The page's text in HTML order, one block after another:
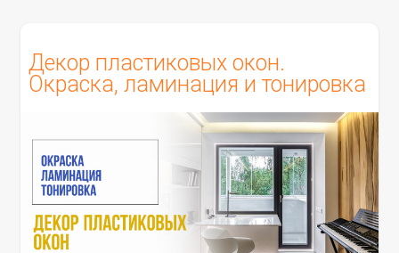
Декор пластиковых окон.
Окраска, ламинация и тонировка